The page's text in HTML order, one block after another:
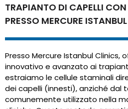
TRAPIANTO DI CAPELLI
PRESSO MERCURE
Presso Mercure Istanbul Clinics,
innovativo e avanzato ai
estraiamo le cellule staminali
dei capelli (innesti), anziché dal
comunemente utilizzato nella